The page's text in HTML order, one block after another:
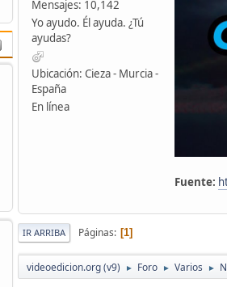
Mensajes: 10,142
Yo ayudo. Él ayuda. ¿Tú
ayudas?
Ubicación: Cieza - Murcia -
España
En línea
Fuente:
IR ARRIBA Páginas 1
videoedicion.org (v9) ► Foro ► Varios ►